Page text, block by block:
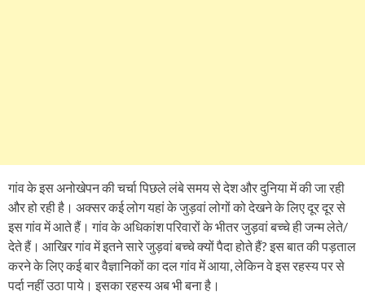
गांव के इस अनोखेपन की चर्चा पिछले लंबे समय से देश और दुनिया में की जा रही
और हो रही है। अक्सर कई लोग यहां के जुड़वां लोगों को देखने के लिए दूर दूर से
इस गांव में आते हैं। गांव के अधिकांश परिवारों के भीतर जुड़वां बच्चे ही जन्म लेते/
देते हैं। आखिर गांव में इतने सारे जुड़वां बच्चे क्यों पैदा होते हैं? इस बात की पड़ताल
करने के लिए कई बार वैज्ञानिकों का दल गांव में आया, लेकिन वे इस रहस्य पर से
पर्दा नहीं उठा पाये। इसका रहस्य अब भी बना है।